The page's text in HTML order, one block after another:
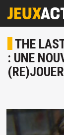
THE
: UNE